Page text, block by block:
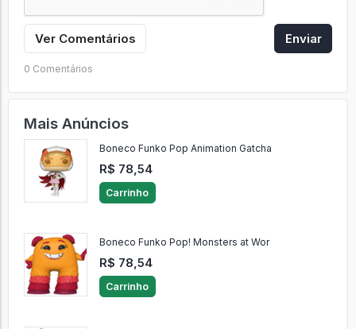
Ver Comentários Enviar
0 Comentários
Mais Anúncios
Boneco Funko Pop Animation Gatcha
R$ 78,54
Carrinho
Boneco Funko Pop! Monsters at Wor
R$ 78,54
Carrinho